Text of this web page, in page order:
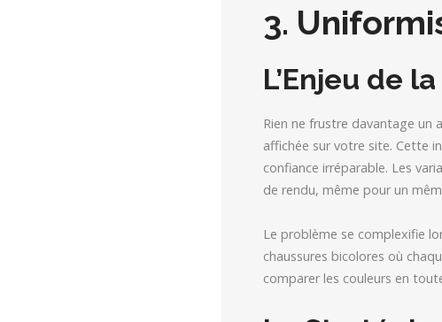
3.
L’Enjeu de
Rien ne frustre davantage un
affichée sur votre site. Cette
confiance irréparable. Les
de rendu, même pour un
Le problème se complexifie
chaussures bicolores où
comparer les couleurs en